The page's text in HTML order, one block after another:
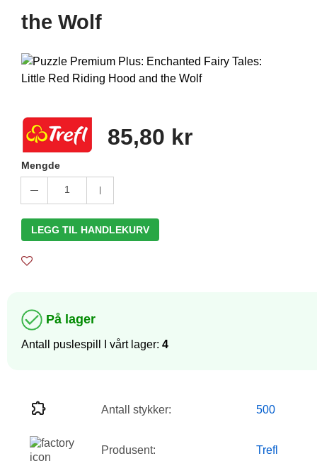
the Wolf
85,80 kr
Mengde
1
LEGG TIL HANDLEKURV
På lager
Antall puslespill I vårt lager: 4
Antall stykker: 500
Produsent: Trefl